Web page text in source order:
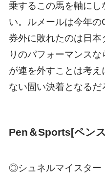
乗するこの馬を軸に
い。ルメールは今年
券外に敗れたのは日
りのパフォーマンス
が連を外すことは考え
ない固い決着となるだ
Pen＆Sports[ペン
◎シュネルマイスター